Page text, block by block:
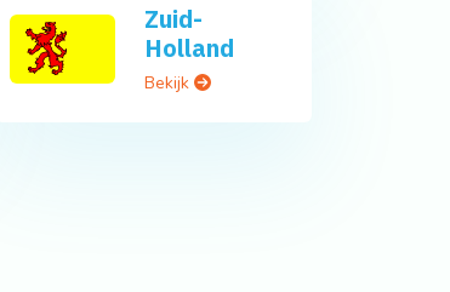
Zuid-
Holland
Bekijk